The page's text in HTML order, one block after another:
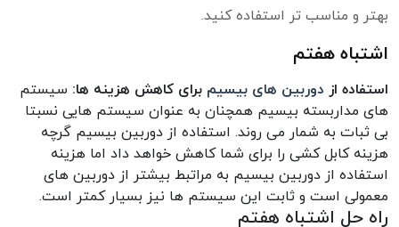
بهتر و مناسب تر استفاده کنید.
اشتباه هفتم
استفاده از دوربین های بیسیم برای کاهش هزینه ها: سیستم
های مداربسته بیسیم همچنان به عنوان سیستم هایی نسبتا
بی ثبات به شمار می روند. استفاده از دوربین بیسیم گرچه
هزینه کابل کشی را برای شما کاهش خواهد داد اما هزینه
استفاده از دوربین بیسیم به مراتبط بیشتر از دوربین های
معمولی است و ثابت این سیستم ها نیز بسیار کمتر است.
راه حل اشتباه هفتم